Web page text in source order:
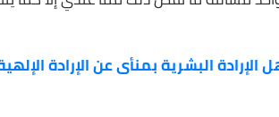
من عبادتنا شيئ، فقد قال تعالى
يا عبادي لو أن أولكم وآخركم
شيئاً، يا عبادي لو أن أولكم وآخركم